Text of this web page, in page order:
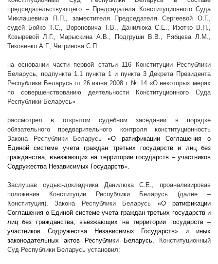
председательствующего – Председателя Конституционного Суда
Миклашевича П.П., заместителя Председателя Сергеевой О.Г.,
судей Бойко Т.С., Вороновича Т.В., Данилюка С.Е., Изотко В.П.,
Козыревой Л.Г., Марыскина А.В., Подгруши В.В., Рябцева Л.М.,
Тиковенко А.Г., Чигринова С.П.
на основании части первой статьи 116 Конституции Республики
Беларусь, подпункта 1.1 пункта 1 и пункта 3 Декрета Президента
Республики Беларусь от 26 июня 2008 г. № 14 «О некоторых мерах
по совершенствованию деятельности Конституционного Суда
Республики Беларусь»
рассмотрел в открытом судебном заседании в порядке
обязательного предварительного контроля конституционность
Закона Республики Беларусь «О ратификации Соглашения о
Единой системе учета граждан третьих государств и лиц без
гражданства, въезжающих на территории государств – участников
Содружества Независимых Государств».
Заслушав судью-докладчика Данилюка С.Е., проанализировав
положения Конституции Республики Беларусь (далее –
Конституция), Закона Республики Беларусь «О ратификации
Соглашения о Единой системе учета граждан третьих государств и
лиц без гражданства, въезжающих на территории государств –
участников Содружества Независимых Государств» ииных
законодательных актов Республики Беларусь, Конституционный
Суд Республики Беларусь установил: